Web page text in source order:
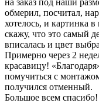
обмерил, посчитал,
хотелось, и картинка
скажу, что это самый
вписалась и цвет
Примерно через 2
красавицу!
помучиться с
получился отменный.
Большое всем